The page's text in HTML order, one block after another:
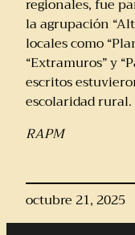
regionales, fue
la agrupación
locales como
“Extramuros” y
escritos
escolaridad rural.
RAPM
octubre 21, 2025